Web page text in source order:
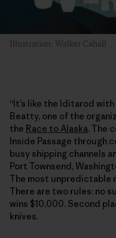
Illustration: Walker Cahall
“It’s like the Iditarod
Beatty, one of the
the Race to Alaska. The
Inside Passage through
busy shipping channels
Port Townsend,
The most unpredictable
There are two rules: no
wins $10,000. Second
knives.